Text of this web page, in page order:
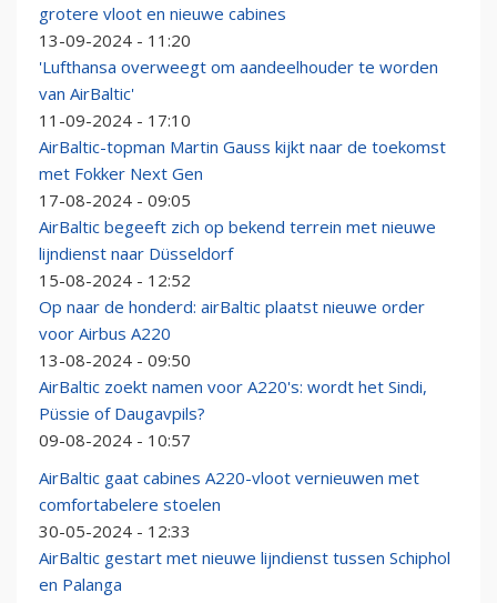
grotere vloot en nieuwe cabines
13-09-2024 - 11:20
'Lufthansa overweegt om aandeelhouder te worden
van AirBaltic'
11-09-2024 - 17:10
AirBaltic-topman Martin Gauss kijkt naar de toekomst
met Fokker Next Gen
17-08-2024 - 09:05
AirBaltic begeeft zich op bekend terrein met nieuwe
lijndienst naar Düsseldorf
15-08-2024 - 12:52
Op naar de honderd: airBaltic plaatst nieuwe order
voor Airbus A220
13-08-2024 - 09:50
AirBaltic zoekt namen voor A220's: wordt het Sindi,
Püssie of Daugavpils?
09-08-2024 - 10:57
AirBaltic gaat cabines A220-vloot vernieuwen met
comfortabelere stoelen
30-05-2024 - 12:33
AirBaltic gestart met nieuwe lijndienst tussen Schiphol
en Palanga